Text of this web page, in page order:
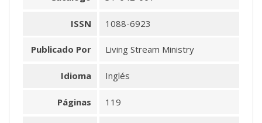
ISSN 1088-6923
Publicado Por Living Stream Ministry
Idioma Inglés
Páginas 119